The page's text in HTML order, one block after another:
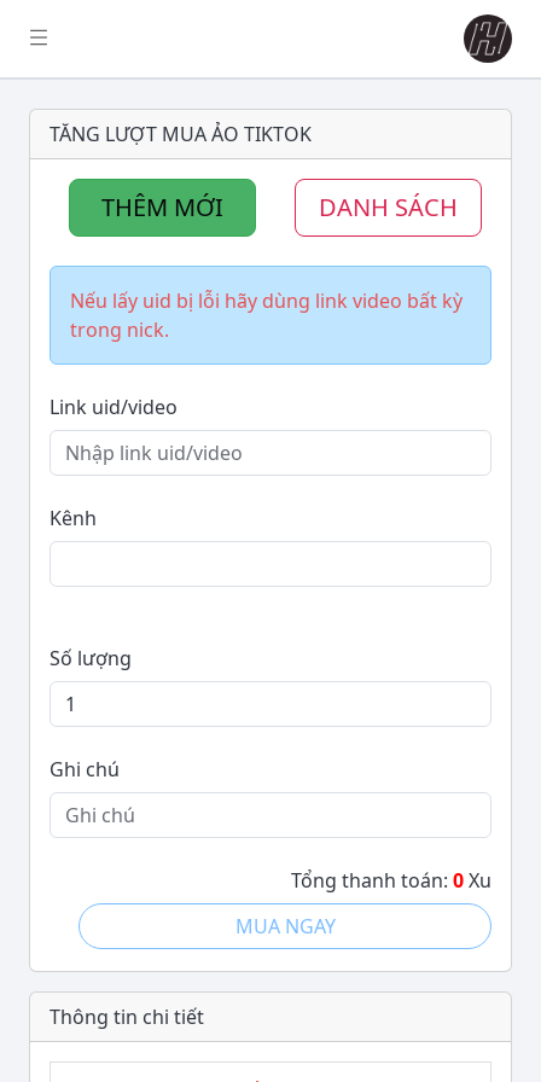
TĂNG LƯỢT MUA ẢO TIKTOK
THÊM MỚI DANH SÁCH
Nếu lấy uid bị lỗi hãy dùng link video bất kỳ
trong nick.
Link uid/video
Kênh
Số lượng
Ghi chú
Tổng thanh toán: 0Xu
MUA NGAY
Thông tin chi tiết